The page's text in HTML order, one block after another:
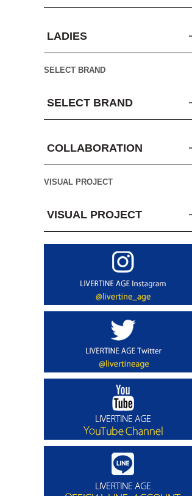
LADIES
SELECT BRAND
SELECT BRAND
COLLABORATION
VISUAL PROJECT
VISUAL PROJECT